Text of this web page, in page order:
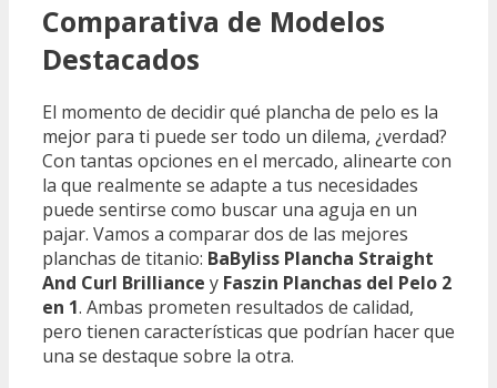
Comparativa de Modelos
Destacados
El momento de decidir qué plancha de pelo es la
mejor para ti puede ser todo un dilema, ¿verdad?
Con tantas opciones en el mercado, alinearte con
la que realmente se adapte a tus necesidades
puede sentirse como buscar una aguja en un
pajar. Vamos a comparar dos de las mejores
planchas de titanio: BaByliss Plancha Straight
And Curl Brilliance y Faszin Planchas del Pelo 2
en 1. Ambas prometen resultados de calidad,
pero tienen características que podrían hacer que
una se destaque sobre la otra.